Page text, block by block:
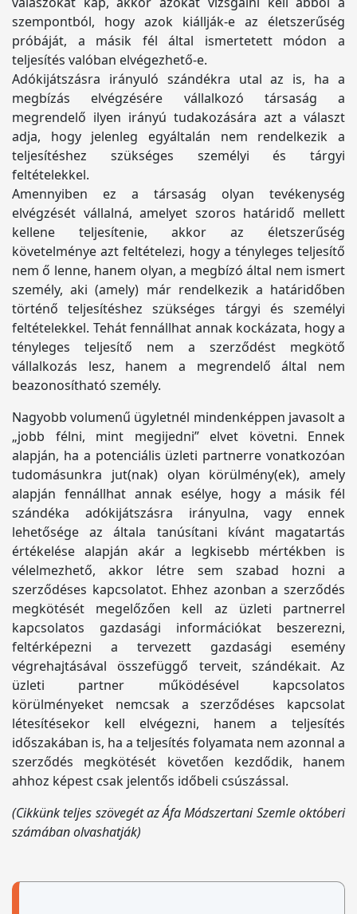
szempontból, hogy azok kiállják-e az életszerűség
próbáját, a másik fél által ismertetett módon a
teljesítés valóban elvégezhető-e.
Adókijátszásra irányuló szándékra utal az is, ha a
megbízás elvégzésére vállalkozó társaság a
megrendelő ilyen irányú tudakozására azt a választ
adja, hogy jelenleg egyáltalán nem rendelkezik a
teljesítéshez szükséges személyi és tárgyi
feltételekkel.
Amennyiben ez a társaság olyan tevékenység
elvégzését vállalná, amelyet szoros határidő mellett
kellene teljesítenie, akkor az életszerűség
követelménye azt feltételezi, hogy a tényleges teljesítő
nem ő lenne, hanem olyan, a megbízó által nem ismert
személy, aki (amely) már rendelkezik a határidőben
történő teljesítéshez szükséges tárgyi és személyi
feltételekkel. Tehát fennállhat annak kockázata, hogy a
tényleges teljesítő nem a szerződést megkötő
vállalkozás lesz, hanem a megrendelő által nem
beazonosítható személy.
Nagyobb volumenű ügyletnél mindenképpen javasolt a
„jobb félni, mint megijedni” elvet követni. Ennek
alapján, ha a potenciális üzleti partnerre vonatkozóan
tudomásunkra jut(nak) olyan körülmény(ek), amely
alapján fennállhat annak esélye, hogy a másik fél
szándéka adókijátszásra irányulna, vagy ennek
lehetősége az általa tanúsítani kívánt magatartás
értékelése alapján akár a legkisebb mértékben is
vélelmezhető, akkor létre sem szabad hozni a
szerződéses kapcsolatot. Ehhez azonban a szerződés
megkötését megelőzően kell az üzleti partnerrel
kapcsolatos gazdasági információkat beszerezni,
feltérképezni a tervezett gazdasági esemény
végrehajtásával összefüggő terveit, szándékait. Az
üzleti partner működésével kapcsolatos
körülményeket nemcsak a szerződéses kapcsolat
létesítésekor kell elvégezni, hanem a teljesítés
időszakában is, ha a teljesítés folyamata nem azonnal a
szerződés megkötését követően kezdődik, hanem
ahhoz képest csak jelentős időbeli csúszással.
(Cikkünk teljes szövegét az Áfa Módszertani Szemle októberi
számában olvashatják)